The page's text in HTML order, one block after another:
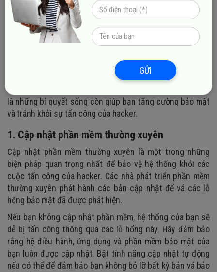
Bí quyết sống còn giúp bạn tránh khỏi sự
Trong thời đại số hóa, bảo vệ dữ liệu và hệ thống khỏi sự
xâm nhập của hacker là điều cực kỳ quan trọng. Dưới đây
là những bí quyết sống còn giúp bạn tăng cường bảo mật
và tránh khỏi sự tấn công của hacker.
1. Cập nhật phần mềm thường xuyên
Cập nhật phần mềm thường xuyên là một trong những
biện pháp quan trọng nhất để bảo vệ hệ thống khỏi các
cuộc tấn công của hacker. Các nhà phát triển phần mềm
thường xuyên phát hành các bản cập nhật để vá các lỗ
hổng bảo mật đã được phát hiện.
Nếu bạn không cập nhật phần mềm, hệ thống của bạn sẽ
dễ bị tấn công thông qua các lỗ hổng này. Hãy đảm bảo
rằng hệ điều hành, ứng dụng và phần mềm bảo mật của
bạn luôn được cập nhật. Bật tính năng cập nhật tự động
nếu có thể để đảm bảo bạn không bỏ lỡ bất kỳ bản vá bảo
GỬI